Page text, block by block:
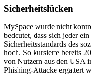
Sicherheitslücken
MySpace wurde nicht
bedeutet, dass sich jeder
Sicherheitsstandards des
hoch. So kursierte bereits
von Nutzern aus den USA
Phishing-Attacke ergattert